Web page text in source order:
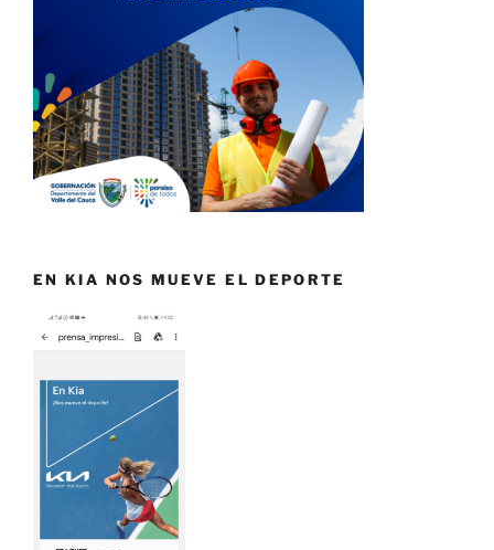
EN KIA NOS MUEVE EL DEPORTE